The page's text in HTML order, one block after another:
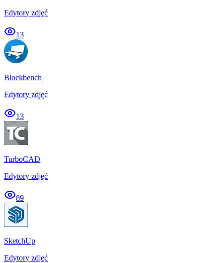
Edytory zdjęć
13
Blockbench
Edytory zdjęć
13
TurboCAD
Edytory zdjęć
89
SketchUp
Edytory zdjęć